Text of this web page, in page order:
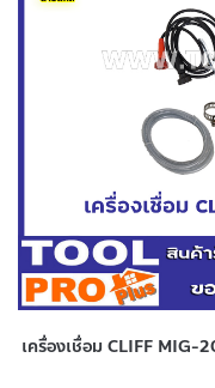
เครื่องเชื่อม CLIFF MIG-